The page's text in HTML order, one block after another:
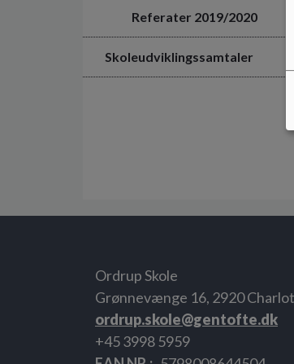
Referater 2019/2020
Skoleudviklingssamtaler
Ordrup Skole
Grønnevænge 16, 2920
ordrup.skole@gentofte.dk
+45 3998 5959